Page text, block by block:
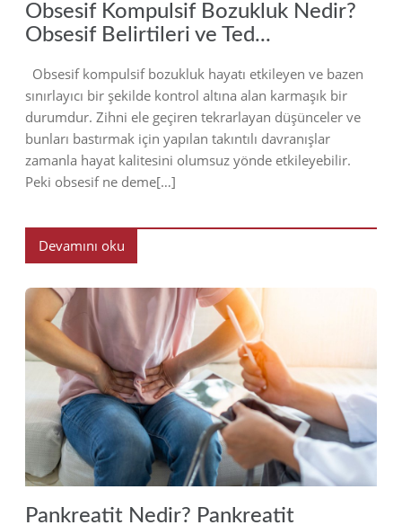
Obsesif Kompulsif Bozukluk Nedir?
Obsesif Belirtileri ve Ted...
Obsesif kompulsif bozukluk hayatı etkileyen ve bazen
sınırlayıcı bir şekilde kontrol altına alan karmaşık bir
durumdur. Zihni ele geçiren tekrarlayan düşünceler ve
bunları bastırmak için yapılan takıntılı davranışlar
zamanla hayat kalitesini olumsuz yönde etkileyebilir.
Peki obsesif ne deme[…]
Devamını oku
2023
Pankreatit Nedir? Pankreatit